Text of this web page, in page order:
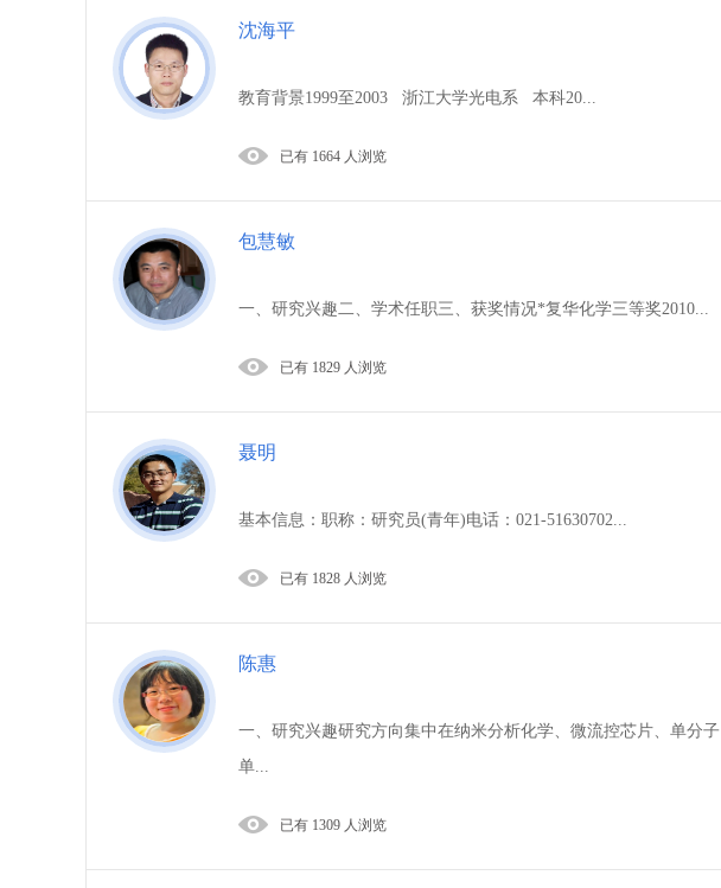
沈海平
教育背景1999至2003 浙江大学光电系 本科20...
已有 1664 人浏览
包慧敏
一、研究兴趣二、学术任职三、获奖情况*复华化学三等奖2010...
已有 1829 人浏览
聂明
基本信息：职称：研究员(青年)电话：021-51630702...
已有 1828 人浏览
陈惠
一、研究兴趣研究方向集中在纳米分析化学、微流控芯片、单分子
单...
已有 1309 人浏览